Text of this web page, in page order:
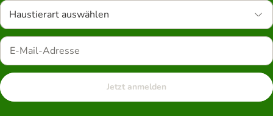
Haustierart auswählen
Jetzt anmelden